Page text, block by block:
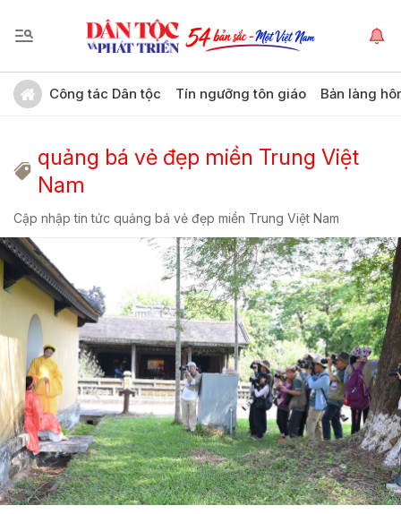
Công tác Dân tộc Tín ngưỡng tôn giáo Bản làng
quảng bá vẻ đẹp miền Trung Việt
Nam
Cập nhập tin tức quảng bá vẻ đẹp miền Trung Việt Nam